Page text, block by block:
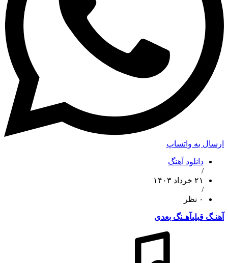
ارسال به واتساپ
دانلود آهنگ
/
۲۱ خرداد ۱۴۰۳
/
۰ نظر
آهنـگ قبلیآهـنگ بعدی